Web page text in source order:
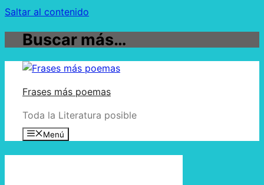
Saltar al contenido
Buscar más…
Frases más poemas
Toda la Literatura posible
Menú